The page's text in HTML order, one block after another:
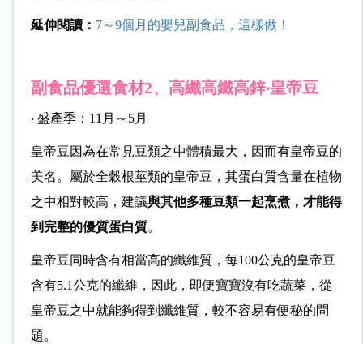
延伸閱讀： 7～9個月的嬰兒副食品，這樣做！
副食品優選食材2、高纖高鐵高鋅‧皇帝豆
‧ 盛產季：11月～5月
皇帝豆因為在常見豆類之中體積最大，因而有皇帝豆的
美名。屬於全穀根莖類的皇帝豆，其蛋白質含量在植物
之中相對較高，建議與其他多種豆類一起烹煮，才能得
到完整的優質蛋白質。
皇帝豆同時含有相當高的纖維質，每100公克的皇帝豆
含有5.1公克的纖維，因此，即便寶寶沒有吃蔬菜，從
皇帝豆之中就能夠得到纖維質，較不容易有便秘的問
題。